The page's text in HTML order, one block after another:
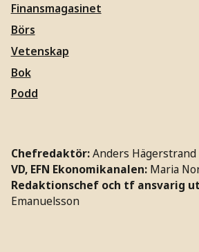
Finansmagasinet
Börs
Vetenskap
Bok
Podd
Chefredaktör:Anders Hägerstrand
VD, EFN Ekonomikanalen: Maria
Redaktionschef och tf ansvarig
Emanuelsson